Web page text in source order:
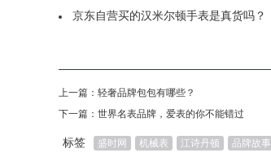
京东自营买的汉米尔顿手表是真货吗？
上一篇： 轻奢品牌包包有哪些？
下一篇： 世界名表品牌，爱表的你不能错过
标签 盛时网 机械表 江诗丹顿 品牌故事